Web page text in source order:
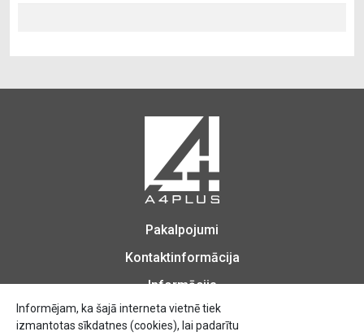
Pakalpojumi
Kontaktinformācija
Informācija
Informējam, ka šajā interneta vietnē tiek
izmantotas sīkdatnes (cookies), lai padarītu